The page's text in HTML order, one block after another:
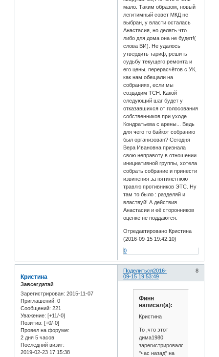
мало. Таким образом, новый
легитимный совет МКД не
выбран, у власти осталась
Анастасия, но делать что
либо для дома она не будет!(
слова ВИ). Не удалось
утвердить тариф, решить
судьбу текущего ремонта и
его цены, перерасчётов с УК,
как нам обещали на
собраниях, если мы
создадим ТСН. Какой
следующий шаг будет у
отказавшихся от голосования
собственников при уходе
Кондратьева с арены... Ведь
для чего то байкот собранию
был организован? Сегодня
Вера Ивановна признала
свою неправоту в отношении
инициативной группы, хотела
собрать собрание и принести
извинения за пятилетнюю
травлю противников ЭТС. Ну
там то было : разделяй и
властвуй! А действия
Анастасии и её сторонников
оценке не поддаются.
Отредактировано Кристина
(2016-09-15 19:42:10)
0
Поделиться 8
2016-
09-15 19:53:49
Кристина
Завсегдатай
Зарегистрирован: 2015-11-07
Приглашений: 0
Сообщений: 221
Уважение: [+11/-0]
Позитив: [+0/-0]
Провел на форуме:
2 дня 5 часов
Последний визит:
2019-02-23 17:15:38
Финн
написал(а):
Кристина
То ,что этот
дима1980
зарегистрировался
"час назад" на